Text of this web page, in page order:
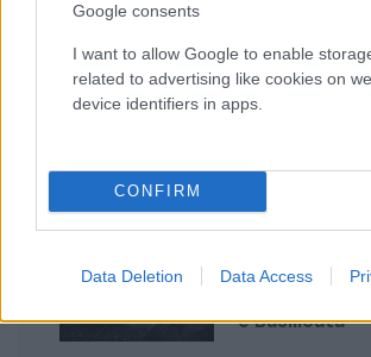
Google consents
I want to allow Google to enable
related to advertising like cookies on
device identifiers in apps.
CONFIRM
Data Deletion Data Access
Ultime novità
Metodo Live is
consulenza
davvero
associati
e Basilicata